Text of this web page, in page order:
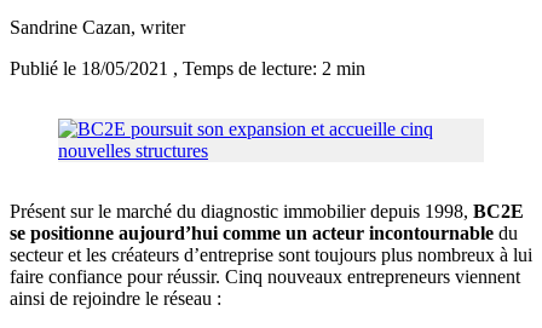
Sandrine Cazan, writer
Publié le 18/05/2021 , Temps de lecture: 2 min
Présent sur le marché du diagnostic immobilier depuis 1998, BC2E
se positionne aujourd’hui comme un acteur incontournable du
secteur et les créateurs d’entreprise sont toujours plus nombreux à lui
faire confiance pour réussir. Cinq nouveaux entrepreneurs viennent
ainsi de rejoindre le réseau :